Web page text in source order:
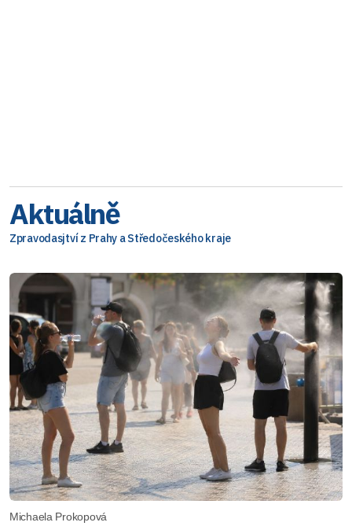
Aktuálně
Zpravodasjtví z Prahy a Středočeského kraje
Michaela Prokopová